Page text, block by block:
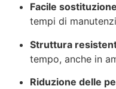
Facile
tempi di
Struttura
tempo, anche in
Riduzione delle